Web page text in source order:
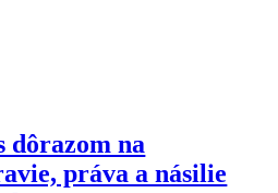
dôrazom na
práva a násilie